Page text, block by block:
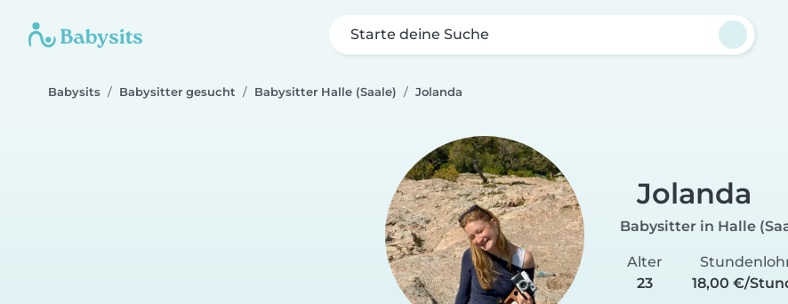
Starte deine Suche
Babysits Babysitter gesucht Babysitter Halle (Saale) Jolanda
Jolanda
Babysitter in Halle
Alter
23
18,00 €/